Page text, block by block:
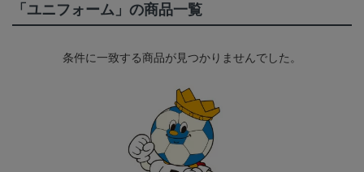
「ユニフォーム」の商品一覧
条件に一致する商品が見つかりませんでした。